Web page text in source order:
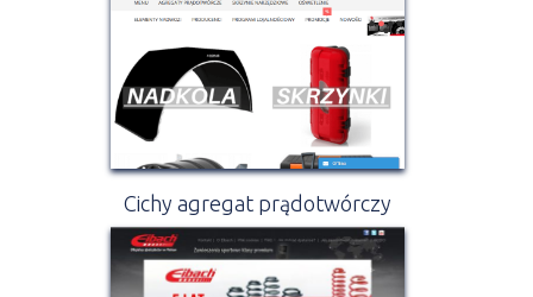
Cichy agregat prądotwórczy